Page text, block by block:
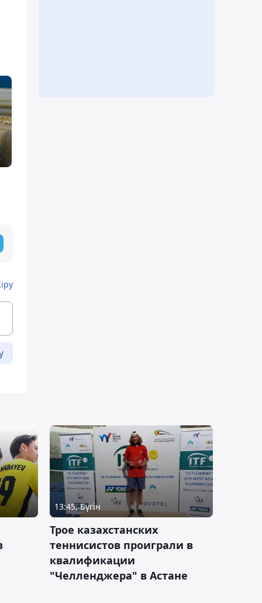
13:45, Бүгін
Трое казахстанских
теннисистов проиграли в
квалификации
"Челленджера" в Астане